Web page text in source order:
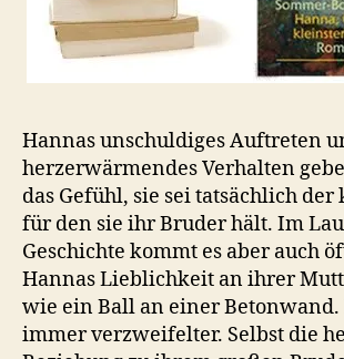
Hannas unschuldiges Auftreten
herzerwärmendes Verhalten
das Gefühl, sie sei tatsächlich
für den sie ihr Bruder hält. Im
Geschichte kommt es aber auch
Hannas Lieblichkeit an ihrer
wie ein Ball an einer
immer verzweifelter. Selbst die